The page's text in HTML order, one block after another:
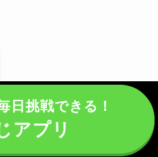
日挑戦できる！
アプリ